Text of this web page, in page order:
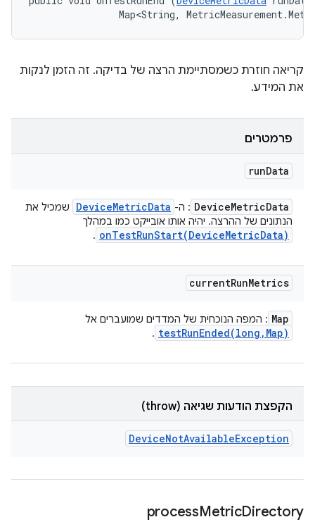
Map<String,
קריאה חוזרת כשמסתיימת הרצה של בדיקה. זה הזמן לנקות
את המידע.
פרמטרים
runData
DeviceMetricData : ה- DeviceMetricData
שמכיל את
הנתונים של ההרצה. יהיה אותו אובייקט כמו במהלך
onTestRunStart(DeviceMetricData)
.
currentRunMetrics
Map : המפה הנוכחית של המדדים שמועברים אל
testRunEnded(long , Map)
.
הקפצת הודעות שגיאה (throw)
DeviceNotAvailableException
processMetricDirectory